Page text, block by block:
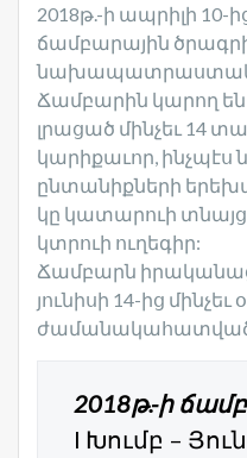
2018թ.-ի ապրիլի 10-
ճամբարային
Ճամբարին կարող են
լրացած մինչեւ 14
կարիքաւոր,
ընտանիքների
կը կատարուի
կտրուի ուղեգիր:
Ճամբարն
յունիսի 14-ից
2018թ.-ի
I Խումբ –